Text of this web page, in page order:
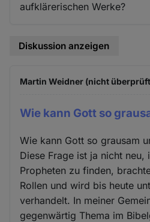
aufklärerischen Werke?
Diskussion anzeigen
Martin Weidner (nicht
Wie kann Gott so
Wie kann Gott so grausam
Diese Frage ist ja nicht neu,
Propheten zu finden,
Rollen und wird bis heute
verhandelt. In meiner
gegenwärtig Thema im